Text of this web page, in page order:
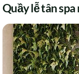
Quầy lễ tân